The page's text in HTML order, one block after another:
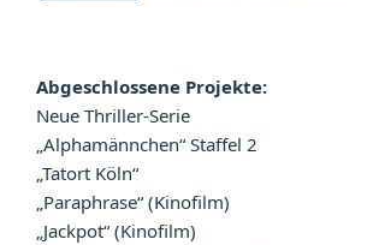
Abgeschlossene Projekte:
Neue Thriller-Serie
„Alphamännchen“ Staffel 2
„Tatort Köln“
„Paraphrase“ (Kinofilm)
„Jackpot“ (Kinofilm)